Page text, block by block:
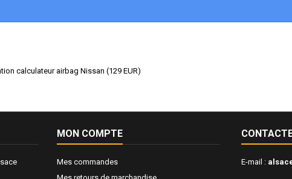
calculateur airbag Nissan (129 EUR)
MON COMPTE
Mes commandes
E-mail :